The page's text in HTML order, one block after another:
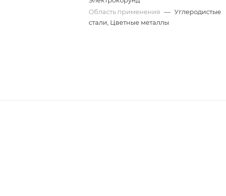
Область применения — Углеродистые
стали, Цветные металлы